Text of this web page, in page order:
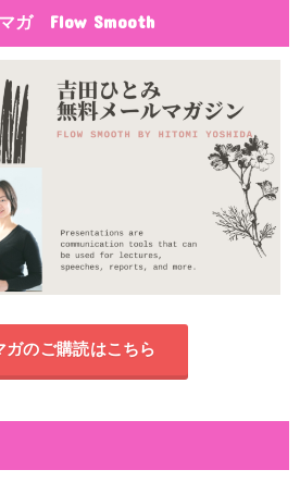
ガ Flow Smooth
ガのご購読はこちら